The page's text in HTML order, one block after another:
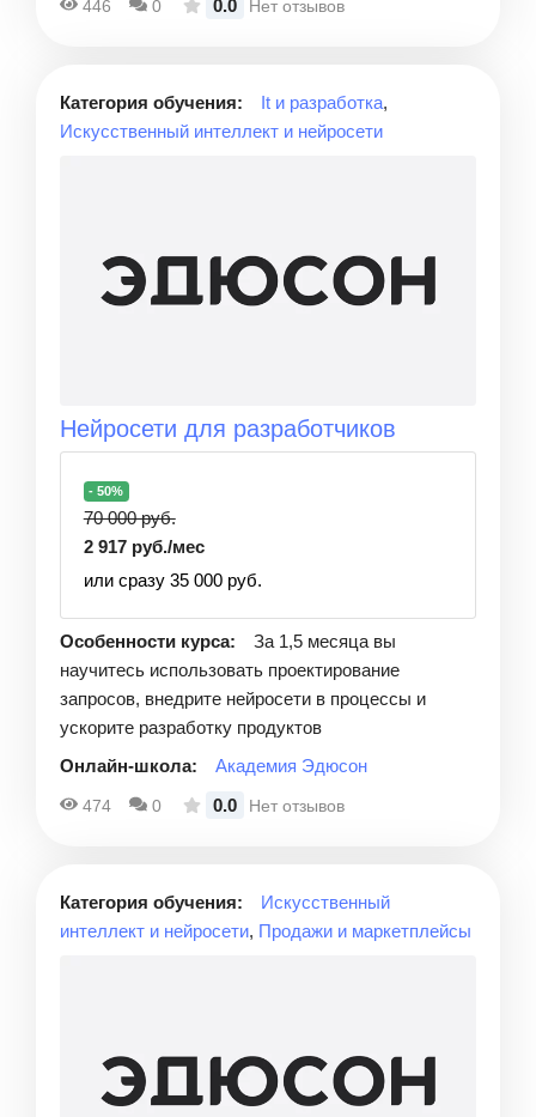
446 0 0.0 Нет отзывов
Категория обучения: It и разработка,
Искусственный интеллект и нейросети
Нейросети для разработчиков
- 50%
70 000 руб.
2 917 руб./мес
или сразу 35 000 руб.
Особенности курса:
За 1,5 месяца вы
научитесь использовать проектирование
запросов, внедрите нейросети в процессы и
ускорите разработку продуктов
Онлайн-школа:
Академия Эдюсон
474 0 0.0 Нет отзывов
Категория обучения:
Искусственный
интеллект и нейросети, Продажи и маркетплейсы